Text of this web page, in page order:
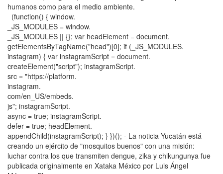
humanos como para el medio ambiente.
(function() { window.
_JS_MODULES = window.
_JS_MODULES || {}; var headElement = document.
getElementsByTagName("head")[0]; if (_JS_MODULES.
instagram) { var instagramScript = document.
createElement("script"); instagramScript.
src = "https://platform.
instagram.
com/en_US/embeds.
js"; instagramScript.
async = true; instagramScript.
defer = true; headElement.
appendChild(instagramScript); } })(); - La noticia Yucatán está
creando un ejército de "mosquitos buenos" con una misión:
luchar contra los que transmiten dengue, zika y chikungunya fue
publicada originalmente en Xataka México por Luis Ángel